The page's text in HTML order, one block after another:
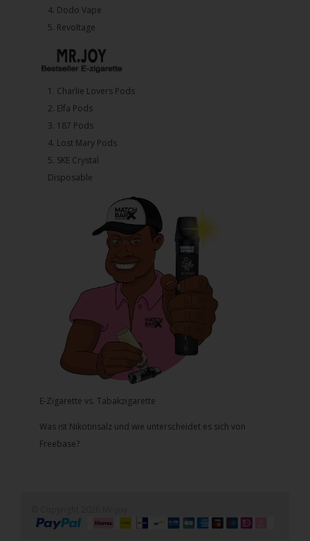
4.⁠ ⁠⁠Dodo Vape
5. ⁠Revoltage
1.⁠ ⁠Charlie Lovers Pods
2.⁠ ⁠⁠Elfa Pods
3.⁠ ⁠⁠187 Pods
4.⁠ ⁠⁠Lost Mary Pods
5.⁠ ⁠⁠SKE Crystal
Disposable
E-Zigarette vs. Tabakzigarette
Was ist Nikotinsalz und wie unterscheidet es sich von
Freebase?